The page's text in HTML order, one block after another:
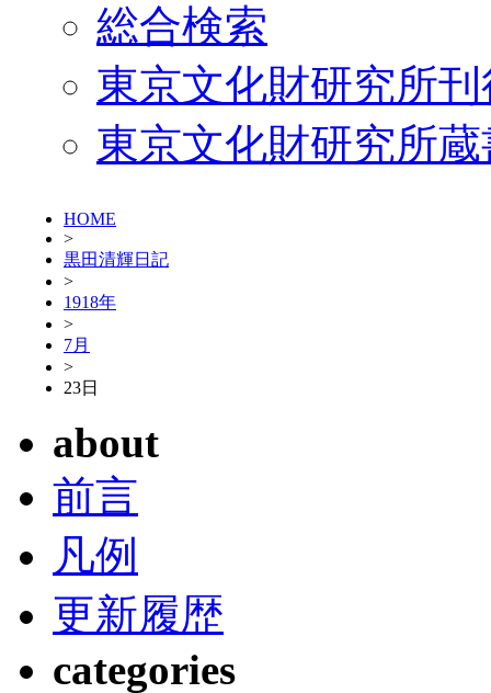
総合検索
東京文化財研究所
東京文化財研究所
HOME
>
黒田清輝日記
>
1918年
>
7月
>
23日
about
前言
凡例
更新履歴
categories